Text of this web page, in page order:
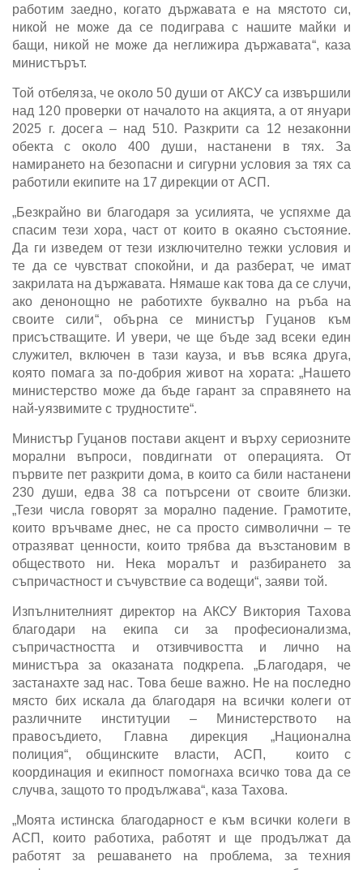
работим заедно, когато държавата е на мястото си,
никой не може да се подиграва с нашите майки и
бащи, никой не може да неглижира държавата“, каза
министърът.
Той отбеляза, че около 50 души от АКСУ са извършили
над 120 проверки от началото на акцията, а от януари
2025 г. досега – над 510. Разкрити са 12 незаконни
обекта с около 400 души, настанени в тях. За
намирането на безопасни и сигурни условия за тях са
работили екипите на 17 дирекции от АСП.
„Безкрайно ви благодаря за усилията, че успяхме да
спасим тези хора, част от които в окаяно състояние.
Да ги изведем от тези изключително тежки условия и
те да се чувстват спокойни, и да разберат, че имат
закрилата на държавата. Нямаше как това да се случи,
ако денонощно не работихте буквално на ръба на
своите сили“, обърна се министър Гуцанов към
присъстващите. И увери, че ще бъде зад всеки един
служител, включен в тази кауза, и във всяка друга,
която помага за по-добрия живот на хората: „Нашето
министерство може да бъде гарант за справянето на
най-уязвимите с трудностите“.
Министър Гуцанов постави акцент и върху сериозните
морални въпроси, повдигнати от операцията. От
първите пет разкрити дома, в които са били настанени
230 души, едва 38 са потърсени от своите близки.
„Тези числа говорят за морално падение. Грамотите,
които връчваме днес, не са просто символични – те
отразяват ценности, които трябва да възстановим в
обществото ни. Нека моралът и разбирането за
съпричастност и съчувствие са водещи“, заяви той.
Изпълнителният директор на АКСУ Виктория Тахова
благодари на екипа си за професионализма,
съпричастността и отзивчивостта и лично на
министъра за оказаната подкрепа. „Благодаря, че
застанахте зад нас. Това беше важно. Не на последно
място бих искала да благодаря на всички колеги от
различните институции – Министерството на
правосъдието, Главна дирекция „Национална
полиция“, общинските власти, АСП, които с
координация и екипност помогнаха всичко това да се
случва, защото то продължава“, каза Тахова.
„Моята истинска благодарност е към всички колеги в
АСП, които работиха, работят и ще продължат да
работят за решаването на проблема, за техния